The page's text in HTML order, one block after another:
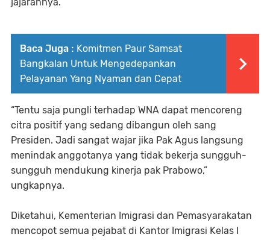
Baca Juga : Komitmen Paur Samsat
Bangkalan Untuk Mengedepankan
Pelayanan Yang Nyaman dan Cepat
“Tentu saja pungli terhadap WNA dapat mencoreng
citra positif yang sedang dibangun oleh sang
Presiden. Jadi sangat wajar jika Pak Agus langsung
menindak anggotanya yang tidak bekerja sungguh-
sungguh mendukung kinerja pak Prabowo,”
ungkapnya.
Diketahui, Kementerian Imigrasi dan Pemasyarakatan
mencopot semua pejabat di Kantor Imigrasi Kelas I